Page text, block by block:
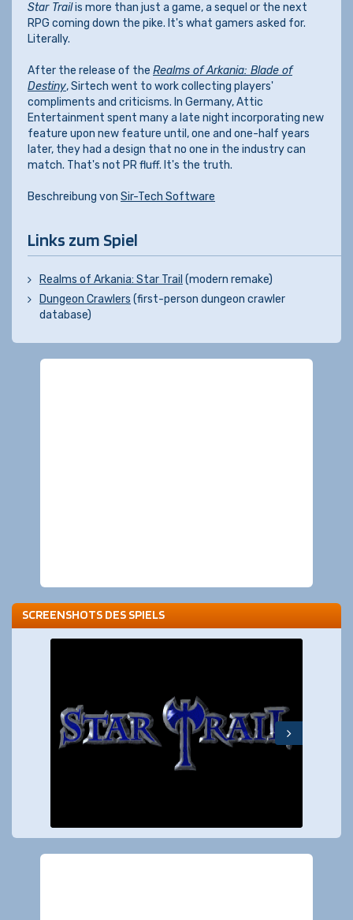
Star Trailis more than just a game, a sequel or the next
RPG coming down the pike. It's what gamers asked for.
Literally.
After the release of the Realms of Arkania: Blade of
Destiny, Sirtech went to work collecting players'
compliments and criticisms. In Germany, Attic
Entertainment spent many a late night incorporating new
feature upon new feature until, one and one-half years
later, they had a design that no one in the industry can
match. That's not PR fluff. It's the truth.
Beschreibung von Sir-Tech Software
Links zum Spiel
Realms of Arkania: Star Trail (modern remake)
Dungeon Crawlers (first-person dungeon crawler
database)
SCREENSHOTS DES SPIELS